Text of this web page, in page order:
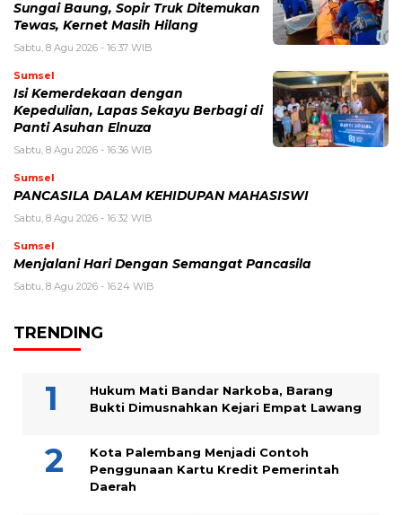
Sungai Baung, Sopir Truk Ditemukan
Tewas, Kernet Masih Hilang
Sabtu, 8 Agu 2026 - 16:37 WIB
Sumsel
Isi Kemerdekaan dengan
Kepedulian, Lapas Sekayu Berbagi di
Panti Asuhan Elnuza
Sabtu, 8 Agu 2026 - 16:36 WIB
Sumsel
PANCASILA DALAM KEHIDUPAN MAHASISWI
Sabtu, 8 Agu 2026 - 16:32 WIB
Sumsel
Menjalani Hari Dengan Semangat Pancasila
Sabtu, 8 Agu 2026 - 16:24 WIB
TRENDING
Hukum Mati Bandar Narkoba, Barang
Bukti Dimusnahkan Kejari Empat Lawang
Kota Palembang Menjadi Contoh
Penggunaan Kartu Kredit Pemerintah
Daerah